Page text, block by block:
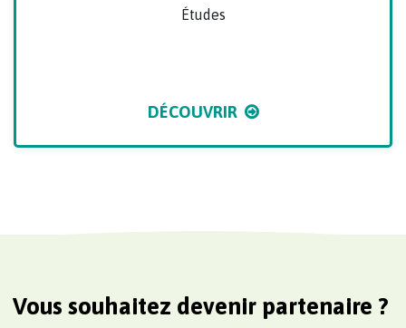
Études
DÉCOUVRIR
Vous souhaitez devenir partenaire ?